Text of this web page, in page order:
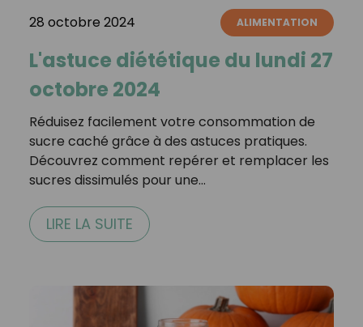
28 octobre 2024 ALIMENTATION
L'astuce diététique du lundi 27
octobre 2024
Réduisez facilement votre consommation de
sucre caché grâce à des astuces pratiques.
Découvrez comment repérer et remplacer les
sucres dissimulés pour une…
LIRE LA SUITE